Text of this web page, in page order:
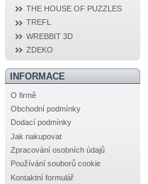
THE HOUSE OF PUZZLES
TREFL
WREBBIT 3D
ZDEKO
INFORMACE
O firmě
Obchodní podmínky
Dodací podmínky
Jak nakupovat
Zpracování osobních údajů
Používání souborů cookie
Kontaktní formulář